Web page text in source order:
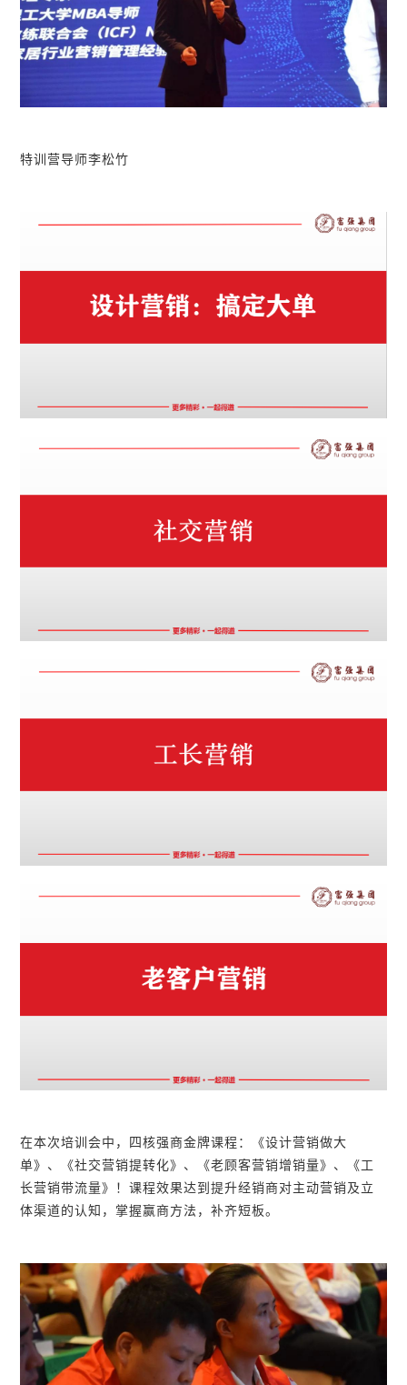
特训营导师李松竹
在本次培训会中，四核强商金牌课程：《设计营销做大
单》、《社交营销提转化》、《老顾客营销增销量》、《工
长营销带流量》！课程效果达到提升经销商对主动营销及立
体渠道的认知，掌握赢商方法，补齐短板。